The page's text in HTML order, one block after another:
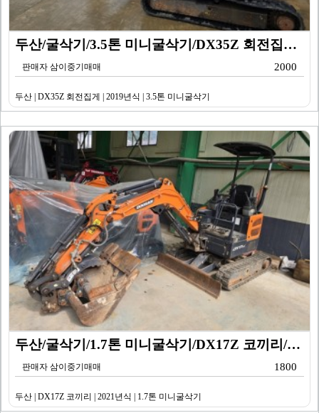
두산/굴삭기/3.5톤 미니굴삭기/DX35Z 회전집게/2…
판매자 삼이중기매매 2000
두산 | DX35Z 회전집게 | 2019년식 | 3.5톤 미니굴삭기
두산/굴삭기/1.7톤 미니굴삭기/DX17Z 코끼리/20…
판매자 삼이중기매매 1800
두산 | DX17Z 코끼리 | 2021년식 | 1.7톤 미니굴삭기